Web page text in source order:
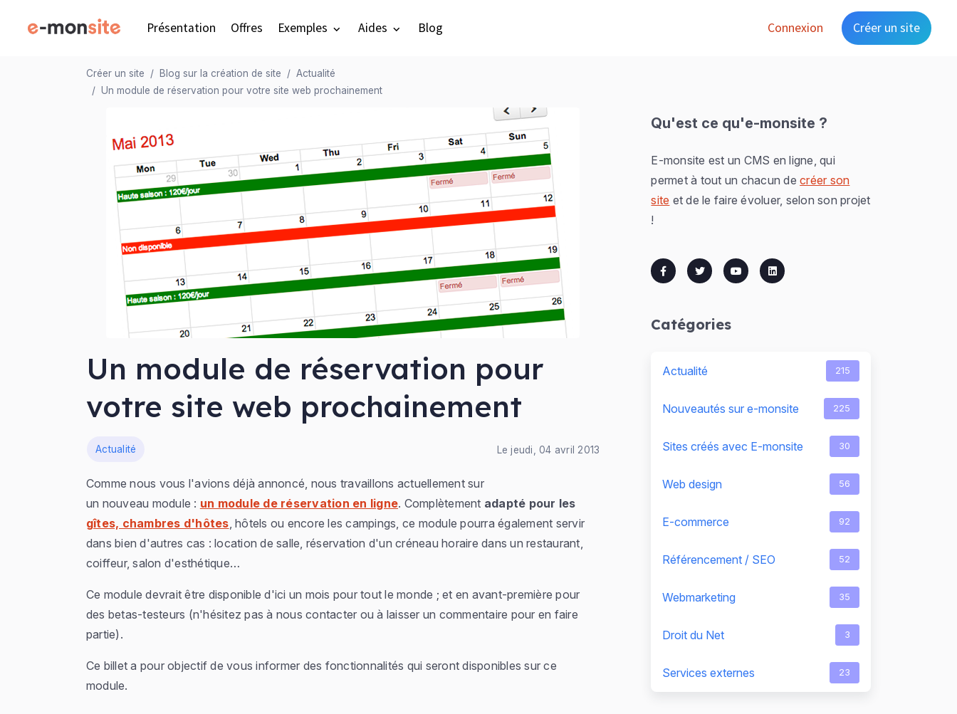
Présentation Offres Exemples Aides Blog Connexion Créer un site
Créer un site Blog sur la création de site
Actualité
Un module de réservation pour votre site web prochainement
Un module de réservation pour
votre site web prochainement
Le jeudi, 04 avril 2013
Actualité
Comme nous vous l'avions déjà annoncé, nous travaillons actuellement sur
un nouveau module : un module de réservation en ligne. Complètement adapté pour les
gîtes, chambres d'hôtes, hôtels ou encore les campings, ce module pourra également servir
dans bien d'autres cas : location de salle, réservation d'un créneau horaire dans un restaurant,
coiffeur, salon d'esthétique…
Ce module devrait être disponible d'ici un mois pour tout le monde ; et en avant-première pour
des betas-testeurs (n'hésitez pas à nous contacter ou à laisser un commentaire pour en faire
partie).
Ce billet a pour objectif de vous informer des fonctionnalités qui seront disponibles sur ce
module.
Qu'est ce qu'e-monsite ?
E-monsite est un CMS en ligne, qui
permet à tout un chacun decréer son
site et de le faire évoluer, selon son projet
!
Catégories
Actualité 215
Nouveautés sur e-monsite 225
Sites créés avec E-monsite 30
Web design 56
E-commerce 92
Référencement / SEO 52
Webmarketing 35
Droit du Net 3
Services externes 23